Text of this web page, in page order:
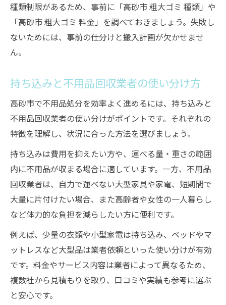
種類制限があるため、事前に「高砂市 粗大ゴミ 種類」や
「高砂市 粗大ゴミ 料金」を調べておきましょう。失敗し
ないためには、事前の仕分けと搬入計画が欠かせませ
ん。
持ち込みと不用品回収業者の使い分け方
高砂市で不用品処分を効率よく進めるには、持ち込みと
不用品回収業者の使い分けがポイントです。それぞれの
特徴を理解し、状況に合った方法を選びましょう。
持ち込みは費用を抑えたい方や、運べる量・重さの範囲
内に不用品が収まる場合に適しています。一方、不用品
回収業者は、自力で運べない大型家具や家電、短期間で
大量に片付けたい場合、また高齢者や女性の一人暮らし
など体力的な負担を減らしたい方に便利です。
例えば、少量の衣類や小型家電は持ち込み、ベッドやマ
ットレスなど大型品は業者依頼といった使い分けが有効
です。料金やサービス内容は業者によって異なるため、
複数社から見積もりを取り、口コミや実績も参考に選ぶ
と安心です。